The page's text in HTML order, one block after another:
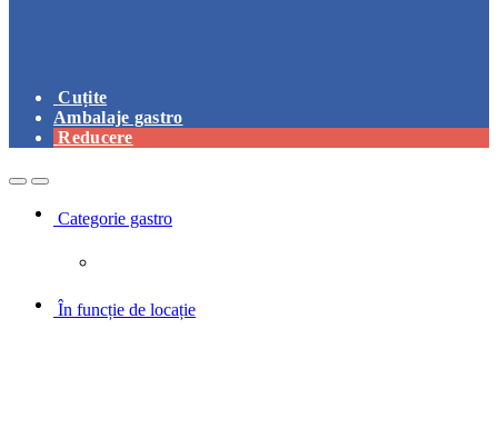
Cuțite
Ambalaje gastro
Reducere
OpenClose
Categorie gastro
În funcție de locație